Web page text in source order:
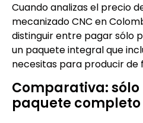
Cuando analizas el precio
mecanizado CNC en
distinguir entre pagar sólo
un paquete integral que
necesitas para producir de
Comparativa:
paquete completo